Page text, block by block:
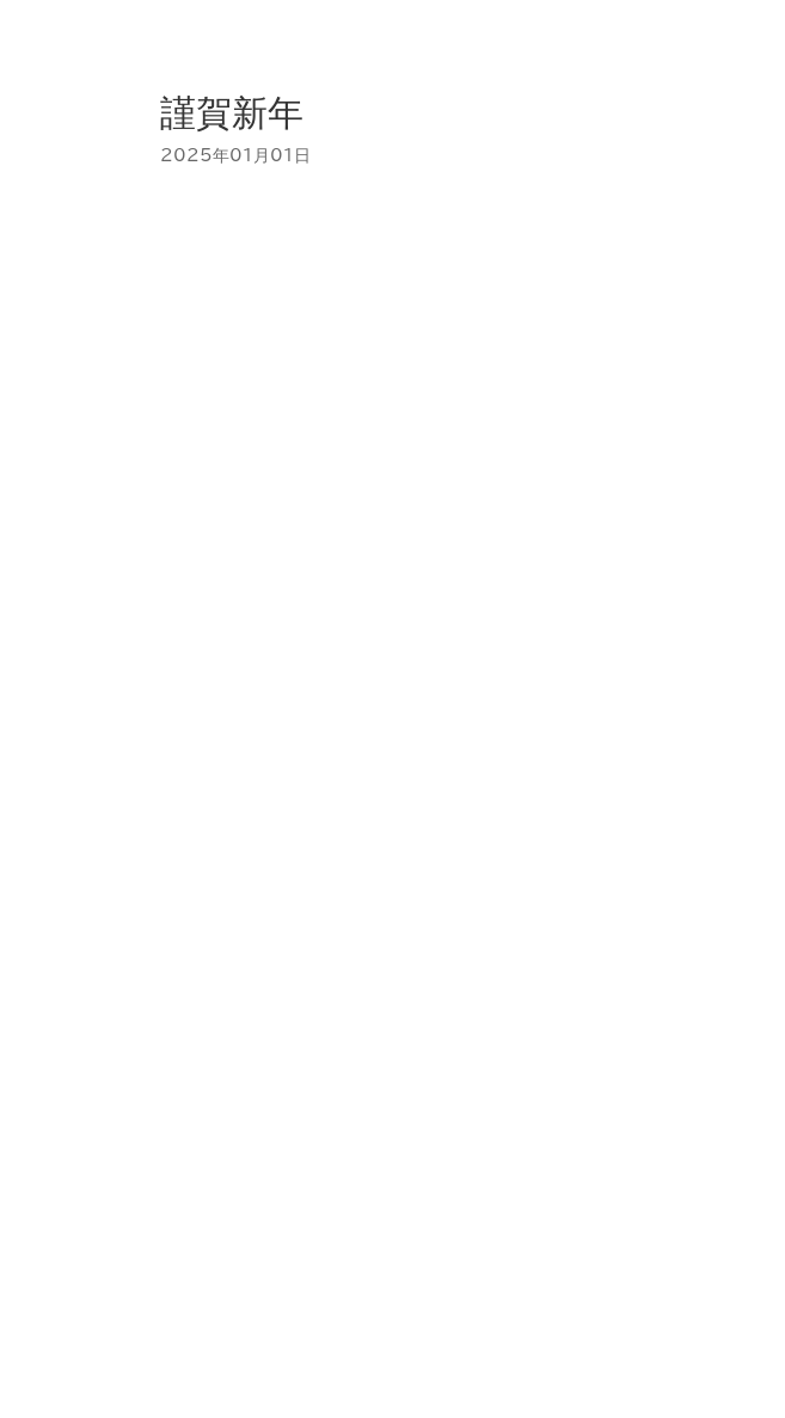
謹賀新年
2025年01月01日